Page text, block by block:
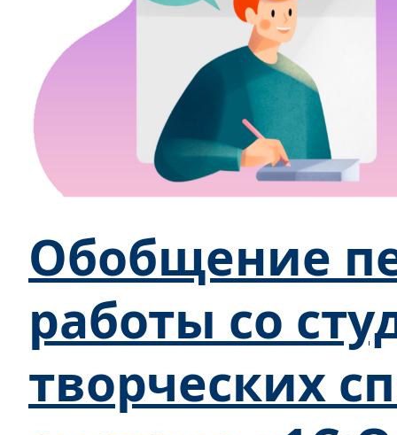
Обобщение
работы со
творческих